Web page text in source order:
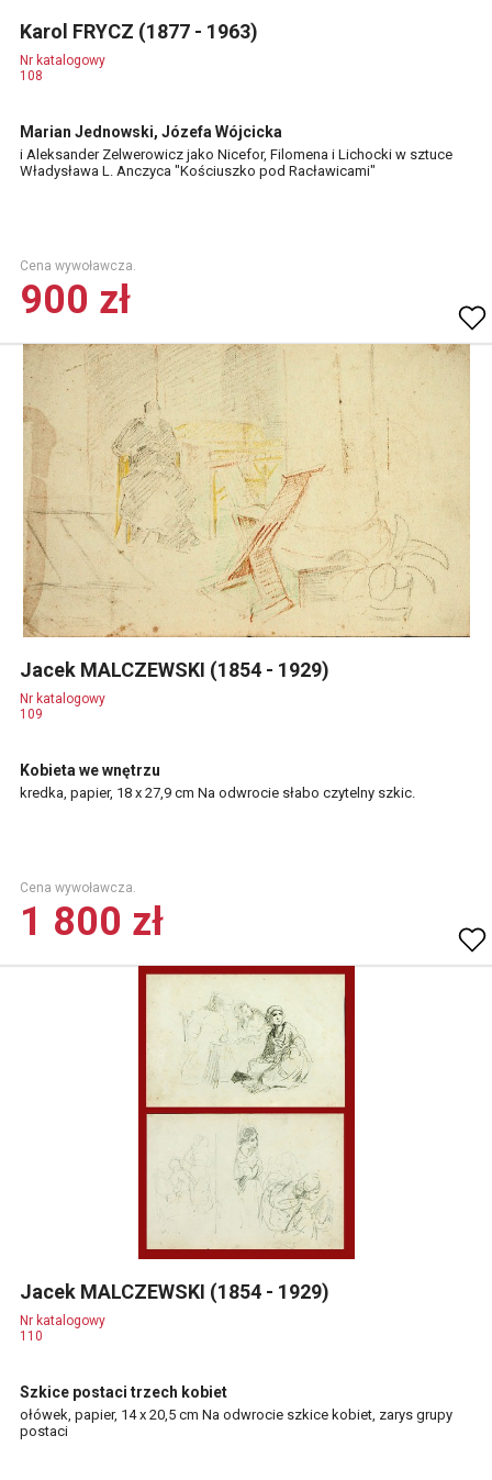
Karol FRYCZ (1877 - 1963)
Nr katalogowy
108
Marian Jednowski, Józefa Wójcicka
i Aleksander Zelwerowicz jako Nicefor, Filomena i Lichocki w sztuce
Władysława L. Anczyca "Kościuszko pod Racławicami"
Cena wywoławcza.
900 zł
Jacek MALCZEWSKI (1854 - 1929)
Nr katalogowy
109
Kobieta we wnętrzu
kredka, papier, 18 x 27,9 cm Na odwrocie słabo czytelny szkic.
Cena wywoławcza.
1 800 zł
Jacek MALCZEWSKI (1854 - 1929)
Nr katalogowy
110
Szkice postaci trzech kobiet
ołówek, papier, 14 x 20,5 cm Na odwrocie szkice kobiet, zarys grupy
postaci